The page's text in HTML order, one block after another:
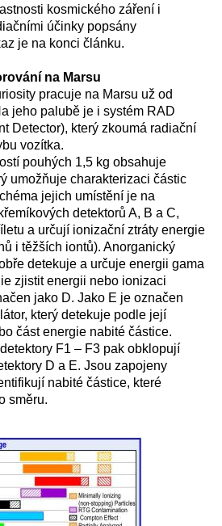
kosmického záření i
účinky popsány
je na konci článku.
na Marsu
pracuje na Marsu už od
jeho palubě je i systém RAD
Detector), který zkoumá radiační
vozítka.
pouhých 1,5 kg obsahuje
umožňuje charakterizaci částic
jejich umístění je na
detektorů A, B a C,
a určují ionizační ztráty energie
i těžších iontů). Anorganický
detekuje a určuje energii gama
zjistit energii nebo ionizaci
jako D. Jako E je označen
který detekuje podle její
část energie nabité částice.
F1 – F3 pak obklopují
D a E. Jsou zapojeny
nabité částice, které
směru.